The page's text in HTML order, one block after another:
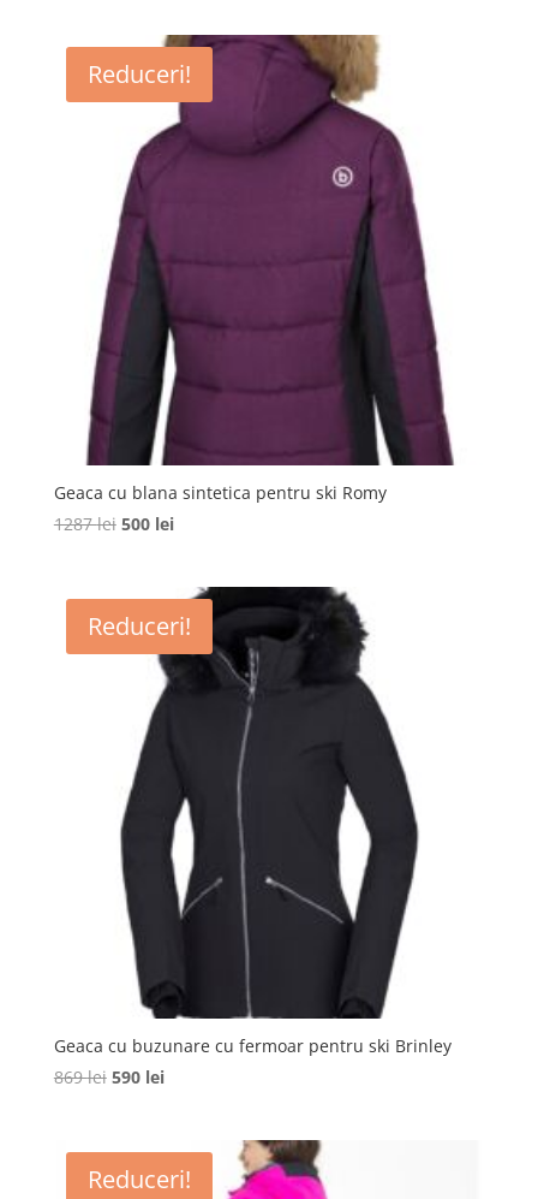
fost:
579 lei.
370 lei.
Reduceri!
Geaca cu blana sintetica pentru ski Romy
1287lei Prețul
fost:
1287 lei.
500 leiPrețul
500 lei.
Reduceri!
Geaca cu buzunare cu fermoar pentru ski Brinley
869lei Prețul
fost:
869 lei.
590 leiPrețul
590 lei.
Reduceri!